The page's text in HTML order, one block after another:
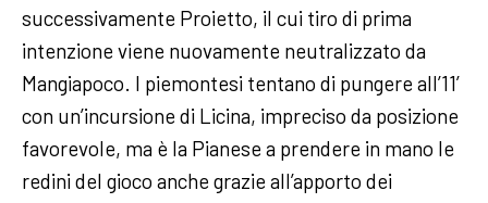
successivamente Proietto, il cui tiro di prima
intenzione viene nuovamente neutralizzato da
Mangiapoco. I piemontesi tentano di pungere all’11’
con un’incursione di Licina, impreciso da posizione
favorevole, ma è la Pianese a prendere in mano le
redini del gioco anche grazie all’apporto dei